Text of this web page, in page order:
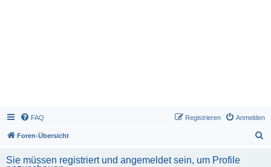
FAQ Anmelden
Registrieren
Foren-Übersicht
Sie müssen registriert und angemeldet sein, um Profile